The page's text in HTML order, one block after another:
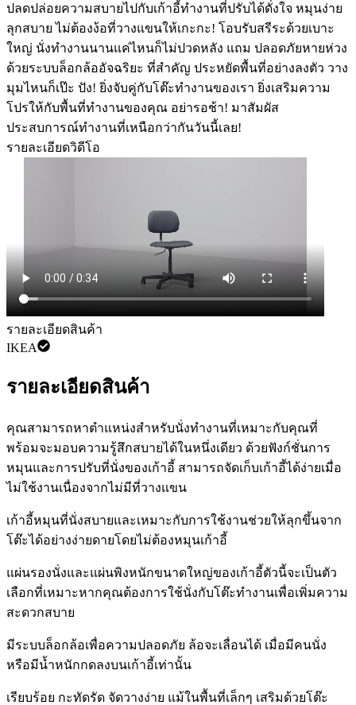
ปลดปล่อยความสบายไปกับเก้าอี้ทำงานที่ปรับได้ดั่งใจ หมุนง่าย
ลุกสบาย ไม่ต้องง้อที่วางแขนให้เกะกะ! โอบรับสรีระด้วยเบาะ
ใหญ่ นั่งทำงานนานแค่ไหนก็ไม่ปวดหลัง แถม ปลอดภัยหายห่วง
ด้วยระบบล็อกล้ออัจฉริยะ ที่สำคัญ ประหยัดพื้นที่อย่างลงตัว วาง
มุมไหนก็เป๊ะ ปัง! ยิ่งจับคู่กับโต๊ะทำงานของเรา ยิ่งเสริมความ
โปรให้กับพื้นที่ทำงานของคุณ อย่ารอช้า! มาสัมผัส
ประสบการณ์ทำงานที่เหนือกว่ากันวันนี้เลย!
รายละเอียดวิดีโอ
รายละเอียดสินค้า
IKEA
รายละเอียดสินค้า
คุณสามารถหาตำแหน่งสำหรับนั่งทำงานที่เหมาะกับคุณที่
พร้อมจะมอบความรู้สึกสบายได้ในหนึ่งเดียว ด้วยฟังก์ชั่นการ
หมุนและการปรับที่นั่งของเก้าอี้ สามารถจัดเก็บเก้าอี้ได้ง่ายเมื่อ
ไม่ใช้งานเนื่องจากไม่มีที่วางแขน
เก้าอี้หมุนที่นั่งสบายและเหมาะกับการใช้งานช่วยให้ลุกขึ้นจาก
โต๊ะได้อย่างง่ายดายโดยไม่ต้องหมุนเก้าอี้
แผ่นรองนั่งและแผ่นพิงหนักขนาดใหญ่ของเก้าอี้ตัวนี้จะเป็นตัว
เลือกที่เหมาะหากคุณต้องการใช้นั่งกับโต๊ะทำงานเพื่อเพิ่มความ
สะดวกสบาย
มีระบบล็อกล้อเพื่อความปลอดภัย ล้อจะเลื่อนได้ เมื่อมีคนนั่ง
หรือมีน้ำหนักกดลงบนเก้าอี้เท่านั้น
เรียบร้อย กะทัดรัด จัดวางง่าย แม้ในพื้นที่เล็กๆ เสริมด้วยโต๊ะ